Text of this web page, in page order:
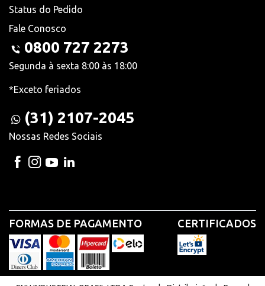
Status do Pedido
Fale Conosco
0800 727 2273
Segunda à sexta 8:00 às 18:00
*Exceto feriados
(31) 2107-2045
Nossas Redes Sociais
FORMAS DE PAGAMENTO CERTIFICADOS